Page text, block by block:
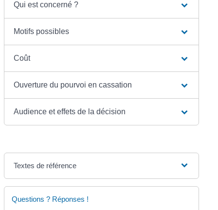
Qui est concerné ?
Motifs possibles
Coût
Ouverture du pourvoi en cassation
Audience et effets de la décision
Textes de référence
Questions ? Réponses !